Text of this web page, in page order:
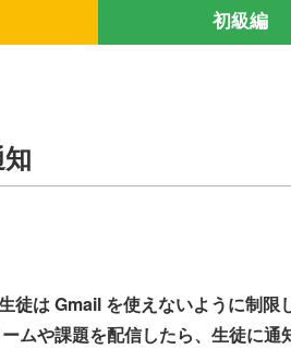
初級編
徒は Gmail を使えないように制限
ムや課題を配信したら、生徒に通